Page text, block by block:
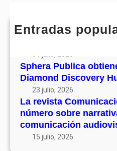
Entradas
MHJournal publica el
Sphera Publica
Diamond Discovery
23 julio, 2026
La revista
número sobre
comunicación
15 julio, 2026